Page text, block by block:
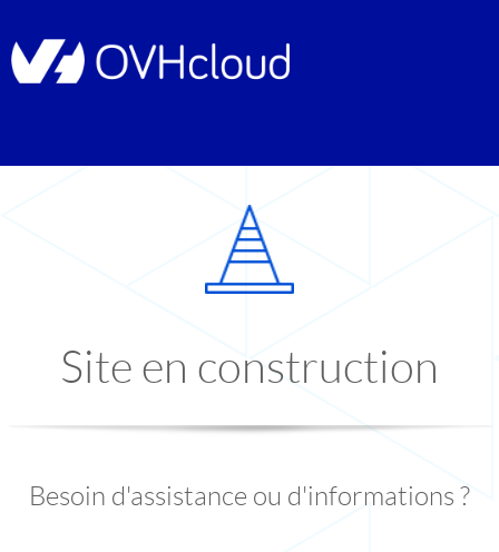
Site en construction
Besoin d'assistance ou d'informations ?